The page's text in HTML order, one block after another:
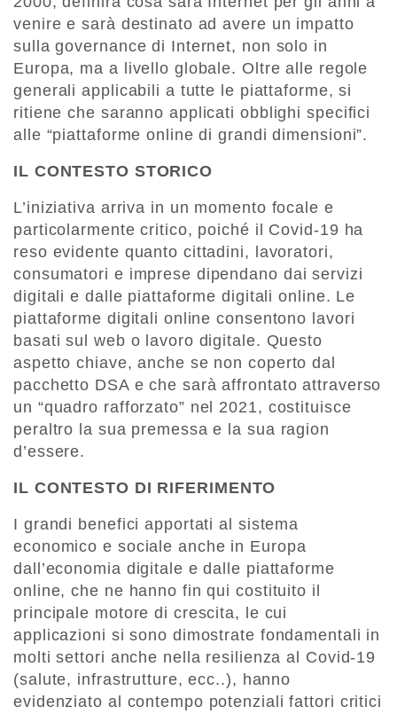
venire e sarà destinato ad avere un impatto
sulla governance di Internet, non solo in
Europa, ma a livello globale. Oltre alle regole
generali applicabili a tutte le piattaforme, si
ritiene che saranno applicati obblighi specifici
alle “piattaforme online di grandi dimensioni”.
IL CONTESTO STORICO
L’iniziativa arriva in un momento focale e
particolarmente critico, poiché il Covid-19 ha
reso evidente quanto cittadini, lavoratori,
consumatori e imprese dipendano dai servizi
digitali e dalle piattaforme digitali online. Le
piattaforme digitali online consentono lavori
basati sul web o lavoro digitale. Questo
aspetto chiave, anche se non coperto dal
pacchetto DSA e che sarà affrontato attraverso
un “quadro rafforzato” nel 2021, costituisce
peraltro la sua premessa e la sua ragion
d’essere.
IL CONTESTO DI RIFERIMENTO
I grandi benefici apportati al sistema
economico e sociale anche in Europa
dall’economia digitale e dalle piattaforme
online, che ne hanno fin qui costituito il
principale motore di crescita, le cui
applicazioni si sono dimostrate fondamentali in
molti settori anche nella resilienza al Covid-19
(salute, infrastrutture, ecc..), hanno
evidenziato al contempo potenziali fattori critici